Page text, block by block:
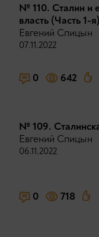
№ 110. Сталин и
власть (Часть 1-я)
Евгений Спицын
07.11.2022
0 642
№ 109.
Евгений Спицын
06.11.2022
0 718